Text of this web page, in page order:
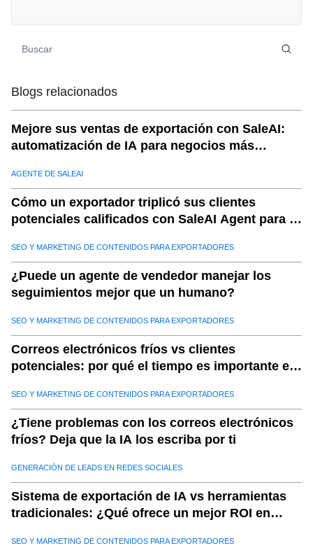
Blogs relacionados
Mejore sus ventas de exportación con SaleAI:
automatización de IA para negocios más
AGENTE DE SALEAI
Cómo un exportador triplicó sus clientes
potenciales calificados con SaleAI Agent para la
SEO Y MARKETING DE CONTENIDOS PARA EXPORTADORES
¿Puede un agente de vendedor manejar los
seguimientos mejor que un humano?
SEO Y MARKETING DE CONTENIDOS PARA EXPORTADORES
Correos electrónicos fríos vs clientes
potenciales: por qué el tiempo es importante en
SEO Y MARKETING DE CONTENIDOS PARA EXPORTADORES
¿Tiene problemas con los correos electrónicos
fríos? Deja que la IA los escriba por ti
GENERACIÓN DE LEADS EN REDES SOCIALES
Sistema de exportación de IA vs herramientas
tradicionales: ¿Qué ofrece un mejor ROI en
SEO Y MARKETING DE CONTENIDOS PARA EXPORTADORES